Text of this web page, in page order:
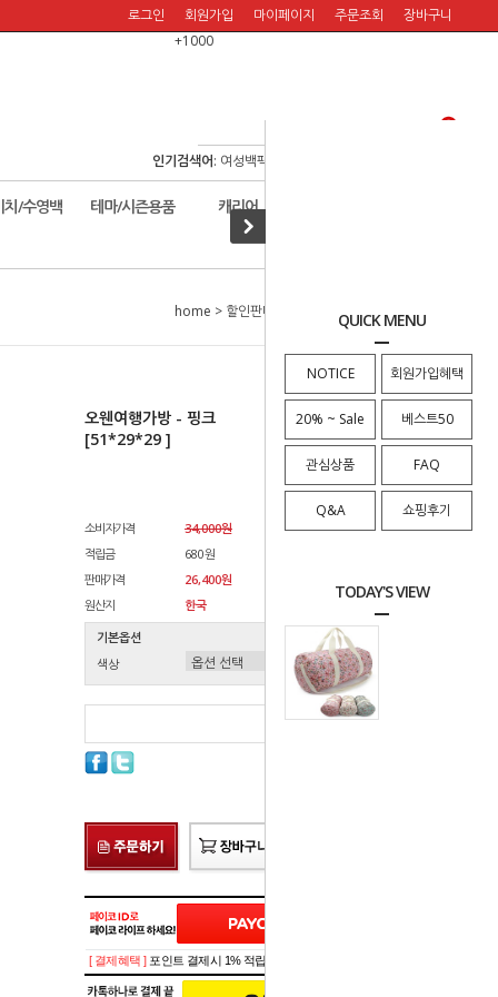
QUICK MENU
NOTICE 회원가입혜택
20% ~ Sale 베스트50
관심상품 FAQ
Q&A 쇼핑후기
TODAY'S VIEW
로그인
회원가입
+1000
마이페이지 주문조회 장바구니
인기검색어: 여성백팩
치/수영백 테마/시즌용품 캐리어
home > 할인판매!
> 오웬여행가방 - 핑크
[51*29*29 ]
오웬여행가방 - 핑크
[51*29*29 ]
소비자가격
34,000원
적립금
680원
판매가격
26,400원
원산지
한국
기본옵션
색상
총 상품 금액
[ 결제혜택 ] 포인트 결제시 1% 적립!